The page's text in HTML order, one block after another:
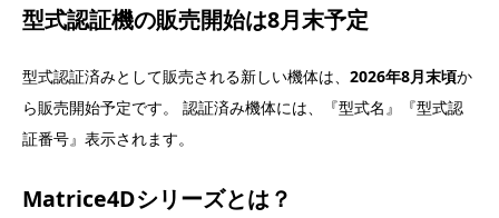
型式認証機の販売開始は8月末予定
型式認証済みとして販売される新しい機体は、 2026年8月末頃か
ら販売開始予定です。 認証済み機体には、『型式名』『型式認
証番号』表示されます。
Matrice4Dシリーズとは？